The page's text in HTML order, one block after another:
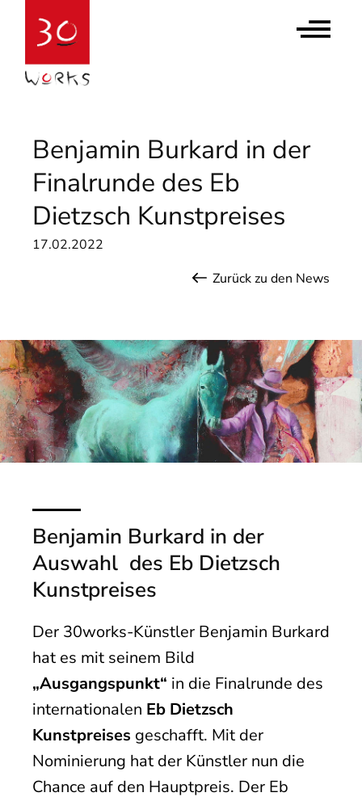
Benjamin Burkard in der
Finalrunde des Eb
Dietzsch Kunstpreises
17.02.2022
Zurück zu den News
Benjamin Burkard in der
Auswahl des Eb Dietzsch
Kunstpreises
Der 30works-Künstler Benjamin Burkard
hat es mit seinem Bild
„Ausgangspunkt“ in die Finalrunde des
internationalen Eb Dietzsch
Kunstpreises geschafft. Mit der
Nominierung hat der Künstler nun die
Chance auf den Hauptpreis. Der Eb